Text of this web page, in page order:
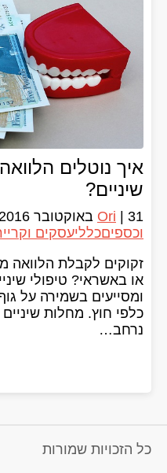
איך נוטלים
שיניים?
Ori 31 באוקטובר 2016
וכספיםכלליעסקים
זקוקים לקבלת הלוואה
או באשראי? טיפולי
ומסייעים בשמירה על
כלפי חוץ. מחלות שיניים
נרחב…
כל הזכויות שמורות